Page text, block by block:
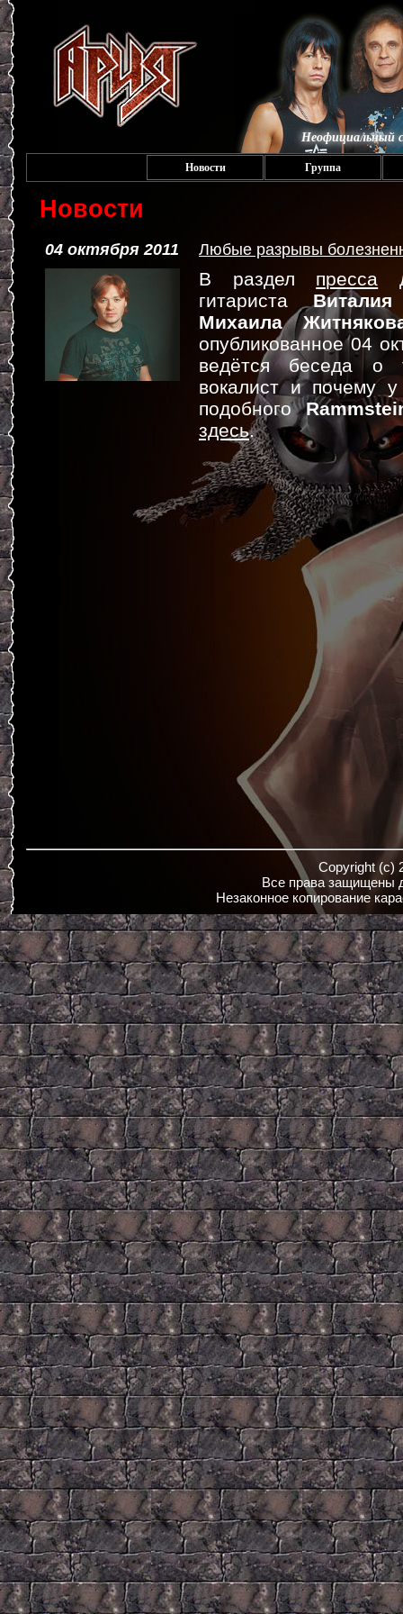
Неофициальный
Новости Группа
Новости
04 октября 2011 Любые разрывы
В раздел пресса
гитариста
Михаила
опубликованное 04
ведётся беседа о
вокалист и почему
подобного
здесь.
Copyright (c)
Все права защищены
Незаконное копирование